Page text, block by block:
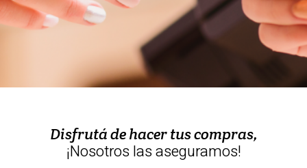
Broken Bones
Bolso Protegido
Contenido Protegido
Robo en Cajero
Otras dudas de Autogestión
Disfrutá de hacer tus compras,
¡Nosotros las aseguramos!